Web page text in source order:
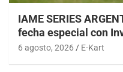
IAME SERIES
fecha especial con
6 agosto, 2026 E-Kart